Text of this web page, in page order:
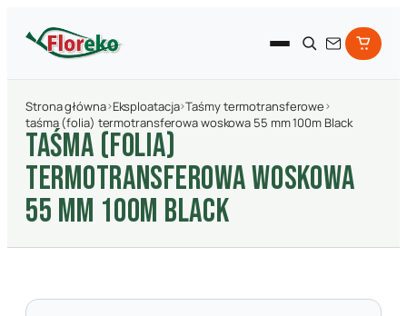
Strona główna›Eksploatacja›Taśmy termotransferowe›
taśma (folia) termotransferowa woskowa 55 mm 100m Black
TAśMA (FOLIA)
TERMOTRANSFEROWA WOSKOWA
55 MM 100M BLACK